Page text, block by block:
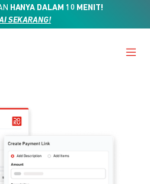
HANYA DALAM 10 MENIT!
SEKARANG!